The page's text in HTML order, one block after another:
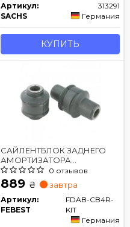
Артикул:
313291
SACHS
Германия
КУПИТЬ
САЙЛЕНТБЛОК ЗАДНЕГО
АМОРТИЗАТОРА
КОМПЛЕКТ 0 отзывов
889 ₴ завтра
Артикул:
FDAB-CB4R-
KIT
FEBEST
Германия